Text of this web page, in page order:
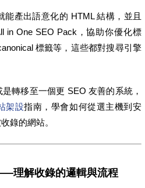
能產出語意化的 HTML 結構，並且
in One SEO Pack，協助你優化標
標籤等，這些都對搜尋引擎
轉移至一個更 SEO 友善的系統，
架設指南，學會如何從選主機到安
錄的網站。
理解收錄的邏輯與流程